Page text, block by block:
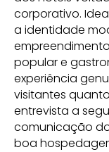
corporativo.
a identidade
popular e
experiência
visitantes
entrevista a
comunicação
boa